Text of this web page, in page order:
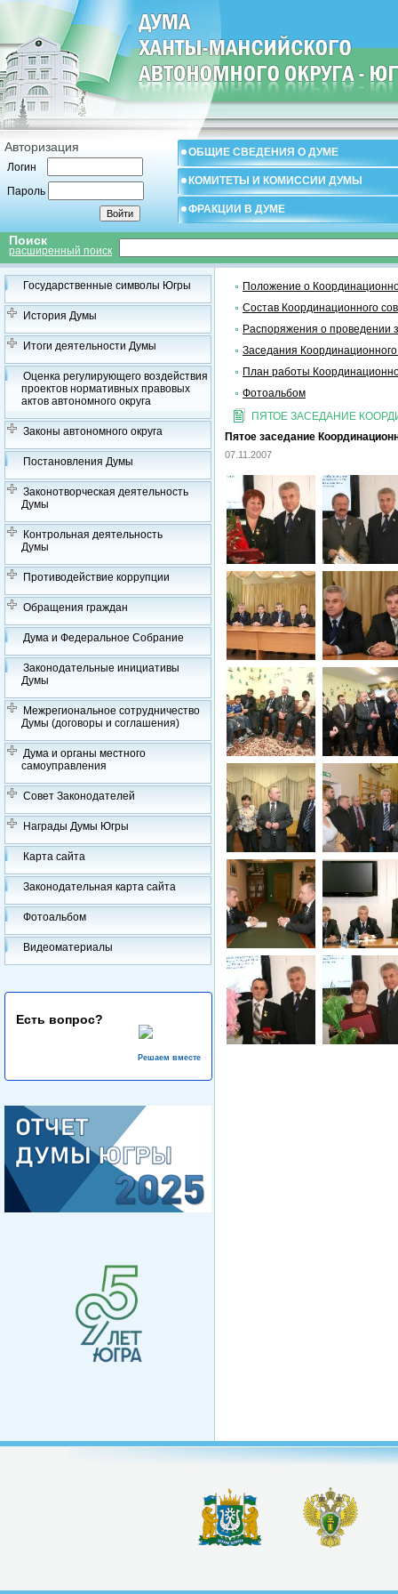
Авторизация
Логин
Пароль
ОБЩИЕ СВЕДЕНИЯ О ДУМЕ
КОМИТЕТЫ И КОМИССИИ ДУМЫ
ФРАКЦИИ В ДУМЕ
Поиск
расширенный поиск
Государственные символы Югры
История Думы
Итоги деятельности Думы
Оценка регулирующего воздействия
проектов нормативных правовых
актов автономного округа
Законы автономного округа
Постановления Думы
Законотворческая деятельность
Думы
Контрольная деятельность
Думы
Противодействие коррупции
Обращения граждан
Дума и Федеральное Собрание
Законодательные инициативы
Думы
Межрегиональное сотрудничество
Думы (договоры и соглашения)
Дума и органы местного
самоуправления
Совет Законодателей
Награды Думы Югры
Карта сайта
Законодательная карта сайта
Фотоальбом
Видеоматериалы
Есть вопрос?
Решаем вместе
Положение о
Состав Координационного
Распоряжения о проведении
Заседания
План работы
Фотоальбом
ПЯТОЕ ЗАСЕДАНИЕ
Пятое заседание
07.11.2007